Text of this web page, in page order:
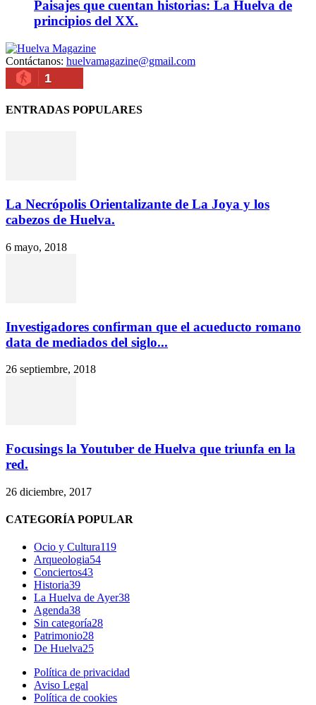
Paisajes que cuentan historias: La Huelva de
principios del XX.
Contáctanos: huelvamagazine@gmail.com
1
ENTRADAS POPULARES
La Necrópolis Orientalizante de La Joya y los
cabezos de Huelva.
6 mayo, 2018
Investigadores confirman que el acueducto romano
data de mediados del siglo...
26 septiembre, 2018
Focusings la Youtuber de Huelva que triunfa en la
red.
26 diciembre, 2017
CATEGORÍA POPULAR
Ocio y Cultura119
Arqueologia54
Conciertos43
Historia39
La Huelva de Ayer38
Agenda38
Sin categoría28
Patrimonio28
De Huelva25
Política de privacidad
Aviso Legal
Política de cookies